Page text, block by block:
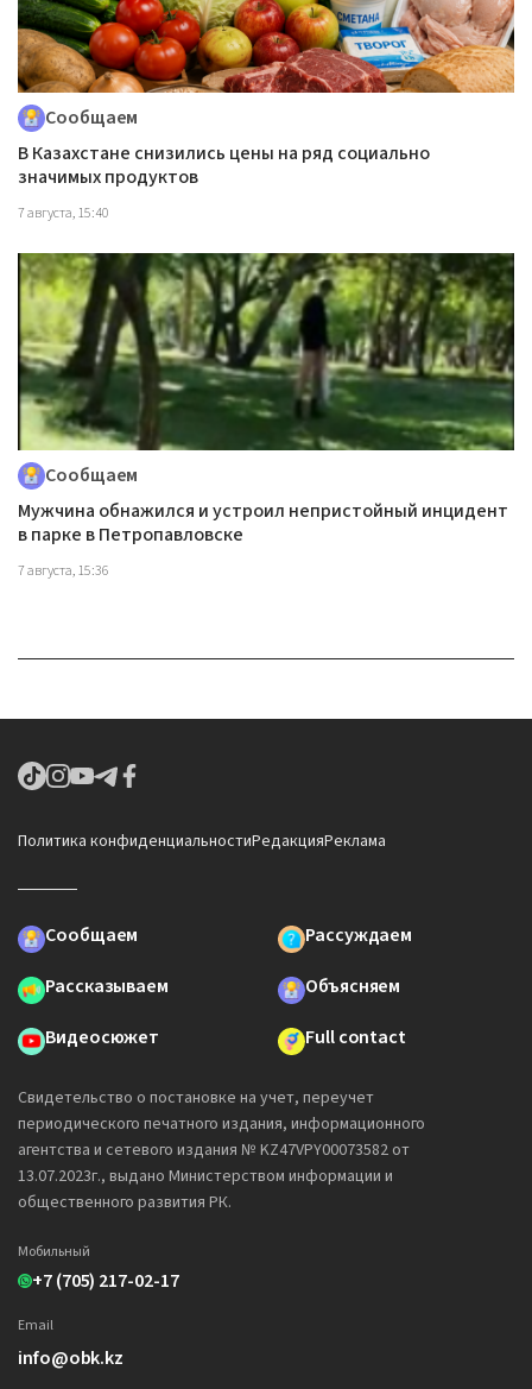
Сообщаем
В Казахстане снизились цены на ряд социально
значимых продуктов
7 августа, 15:40
Сообщаем
Мужчина обнажился и устроил непристойный инцидент
в парке в Петропавловске
7 августа, 15:36
Политика конфиденциальностиРедакцияРеклама
Сообщаем
Рассуждаем
Рассказываем
Объясняем
Видеосюжет
Full contact
Свидетельство о постановке на учет, переучет
периодического печатного издания, информационного
агентства и сетевого издания № KZ47VPY00073582 от
13.07.2023г., выдано Министерством информации и
общественного развития РК.
Мобильный
+7 (705) 217-02-17
Email
info@obk.kz